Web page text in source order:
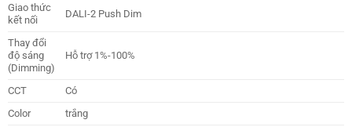
Giao thức
kết nối
DALI-2 Push Dim
Thay đổi
độ sáng
(Dimming)
Hỗ trợ 1%-100%
CCT
Có
Color
trắng